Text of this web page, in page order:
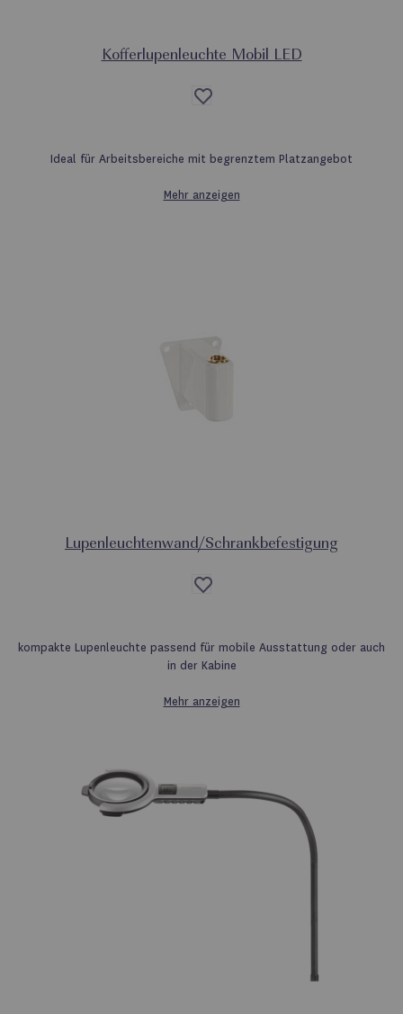
Kofferlupenleuchte Mobil LED
Auf
die
Ideal für Arbeitsbereiche mit begrenztem Platzangebot
Mehr anzeigen
Lupenleuchtenwand/Schrankbefestigung
Auf
die
kompakte Lupenleuchte passend für mobile Ausstattung oder auch
in der Kabine
Mehr anzeigen